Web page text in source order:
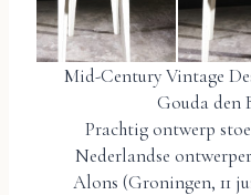
Mid-Century Vintage
Gouda den
Prachtig ontwerp
Nederlandse
Alons (Groningen, 11